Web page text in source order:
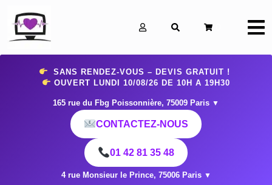
SANS RENDEZ-VOUS – DEVIS GRATUIT !
OUVERT LUNDI 10/08/26 DE 10H A 19H30
165 rue du Fbg Poissonnière, 75009 Paris ▼
CONTACTEZ-NOUS
01 42 81 35 48
4 rue Monsieur le Prince, 75006 Paris ▼